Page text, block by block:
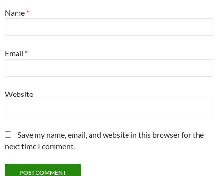
Name *
Email *
Website
Save my name, email, and website in this browser for the
next time I comment.